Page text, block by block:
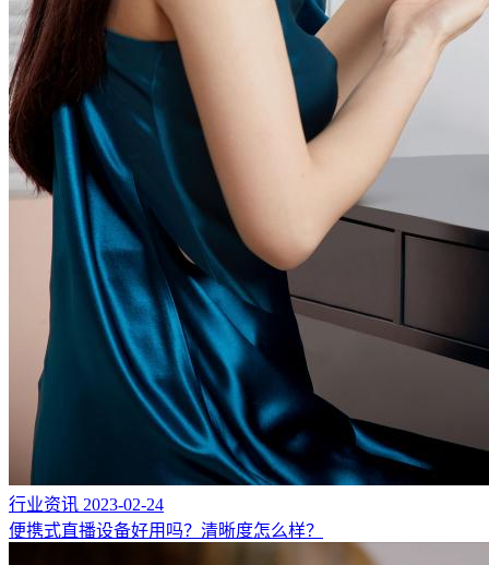
行业资讯 2023-02-24
便携式直播设备好用吗？清晰度怎么样？